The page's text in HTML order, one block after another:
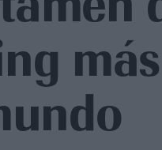
más